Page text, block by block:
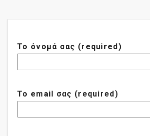
Το όνομά σας (required)
Το email σας (required)